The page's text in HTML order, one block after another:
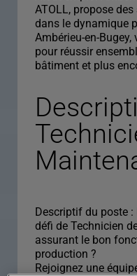
ATOLL, propose
dans le dynamique
Ambérieu-en-
pour réussir
bâtiment et plus
Descriptif du poste :
défi de Technicien
assurant le bon
production ?
Rejoignez une